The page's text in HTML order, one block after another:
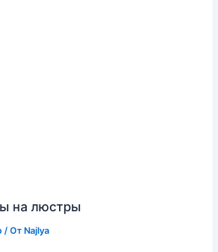
на люстры
/ От Najlya